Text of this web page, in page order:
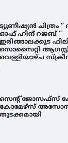
ട്യുണീഷ്യൻ ചിത്രം
ഓഫ് ഹിന്ദ് റജബ് ”
ഇരിങ്ങാലക്കുട
സൊസൈറ്റി ആഗസ്റ്റ്
വെള്ളിയാഴ്ച
സെന്റ് ജോസഫ്സ്
കോമേഴ്‌സ്
തുടക്കമായി